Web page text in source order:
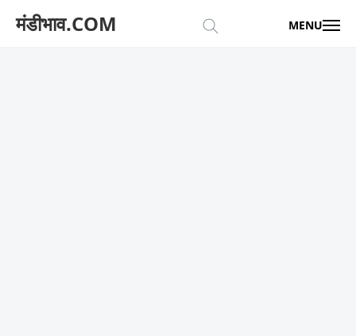
मंडीभाव.COM MENU